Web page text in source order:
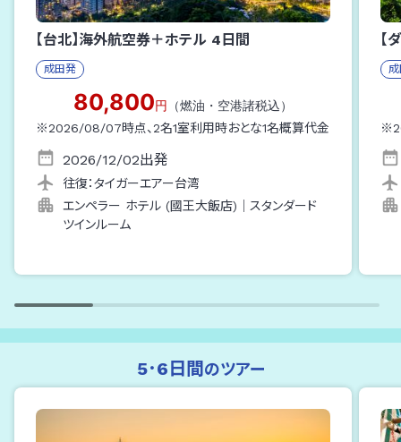
【台北】海外航空券＋ホテル 4 日間
成田発
80,800円 （燃油・空港諸税込）
※2026/08/07時点、2名1室利用時おとな1名概算代金
2026/12/02出発
往復：タイガーエアー台湾
エンペラー ホテル (國王大飯店)
スタンダード
ツインルーム
【
※
5･6日間 のツアー